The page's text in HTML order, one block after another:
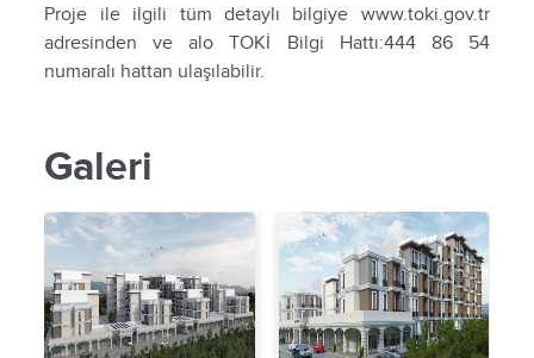
Proje ile ilgili tüm detaylı bilgiye www.toki.gov.tr
adresinden ve alo TOKİ Bilgi Hattı:444 86 54
numaralı hattan ulaşılabilir.
Galeri